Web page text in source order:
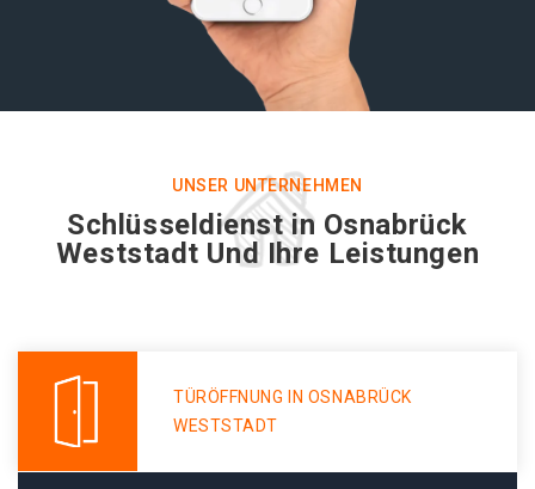
UNSER UNTERNEHMEN
Schlüsseldienst in Osnabrück
Weststadt Und Ihre Leistungen
TÜRÖFFNUNG IN OSNABRÜCK
WESTSTADT